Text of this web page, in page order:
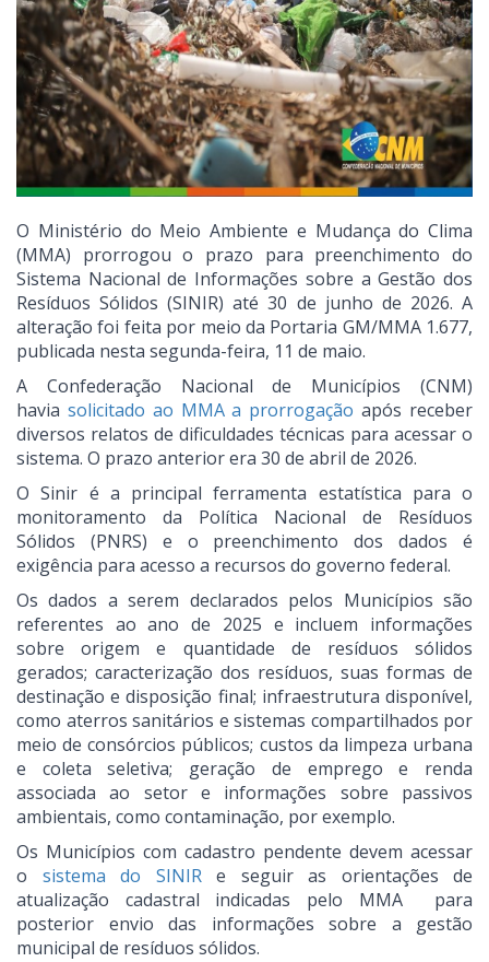
O Ministério do Meio Ambiente e Mudança do Clima
(MMA) prorrogou o prazo para preenchimento do
Sistema Nacional de Informações sobre a Gestão dos
Resíduos Sólidos (SINIR) até 30 de junho de 2026. A
alteração foi feita por meio da Portaria GM/MMA 1.677,
publicada nesta segunda-feira, 11 de maio.
A Confederação Nacional de Municípios (CNM)
havia solicitado ao MMA a prorrogação após receber
diversos relatos de dificuldades técnicas para acessar o
sistema. O prazo anterior era 30 de abril de 2026.
O Sinir é a principal ferramenta estatística para o
monitoramento da Política Nacional de Resíduos
Sólidos (PNRS) e o preenchimento dos dados é
exigência para acesso a recursos do governo federal.
Os dados a serem declarados pelos Municípios são
referentes ao ano de 2025 e incluem informações
sobre origem e quantidade de resíduos sólidos
gerados; caracterização dos resíduos, suas formas de
destinação e disposição final; infraestrutura disponível,
como aterros sanitários e sistemas compartilhados por
meio de consórcios públicos; custos da limpeza urbana
e coleta seletiva; geração de emprego e renda
associada ao setor e informações sobre passivos
ambientais, como contaminação, por exemplo.
Os Municípios com cadastro pendente devem acessar
o sistema do SINIRe seguir as orientações de
atualização cadastral indicadas pelo MMA para
posterior envio das informações sobre a gestão
municipal de resíduos sólidos.